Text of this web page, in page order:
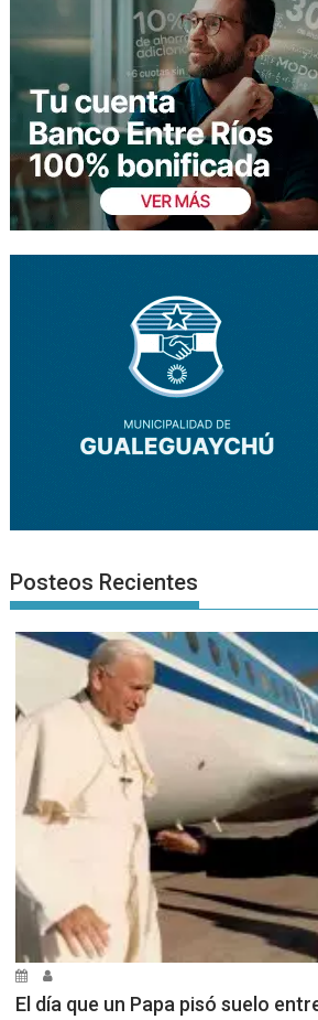
Posteos Recientes
El día que un Papa pisó suelo